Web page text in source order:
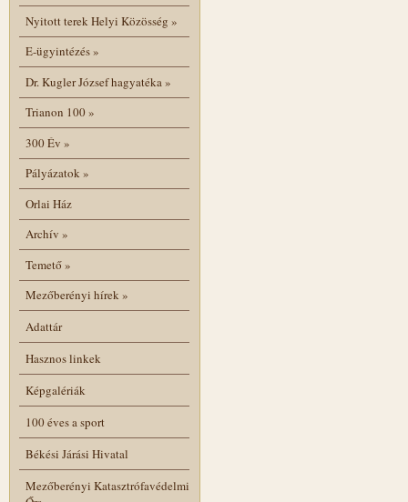
Nyitott terek Helyi Közösség »
E-ügyintézés»
Dr. Kugler József hagyatéka»
Trianon 100»
300 Év »
Pályázatok»
Orlai Ház
Archív »
Temető»
Mezőberényi hírek»
Adattár
Hasznos linkek
Képgalériák
100 éves a sport
Békési Járási Hivatal
Mezőberényi Katasztrófavédelmi